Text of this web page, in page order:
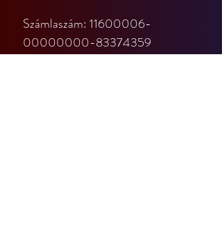
Számlaszám: 11600006-
00000000-83374359